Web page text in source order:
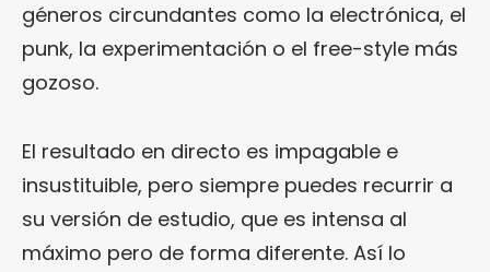
géneros circundantes como la electrónica, el
punk, la experimentación o el free-style más
gozoso.
El resultado en directo es impagable e
insustituible, pero siempre puedes recurrir a
su versión de estudio, que es intensa al
máximo pero de forma diferente. Así lo